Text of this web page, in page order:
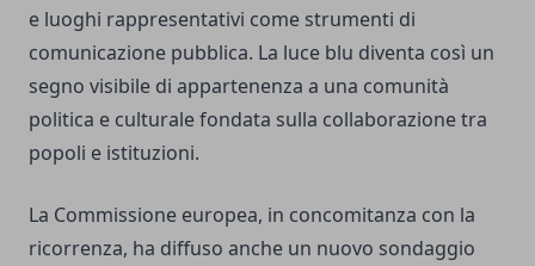
e luoghi rappresentativi come strumenti di
comunicazione pubblica. La luce blu diventa così un
segno visibile di appartenenza a una comunità
politica e culturale fondata sulla collaborazione tra
popoli e istituzioni.
La Commissione europea, in concomitanza con la
ricorrenza, ha diffuso anche un nuovo sondaggio